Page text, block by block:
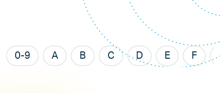
0-9 A B C D E F